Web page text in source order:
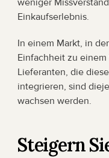
weniger
Einkaufserlebnis.
In einem Markt, in
Einfachheit zu
Lieferanten, die
integrieren, sind
wachsen werden.
Steigern